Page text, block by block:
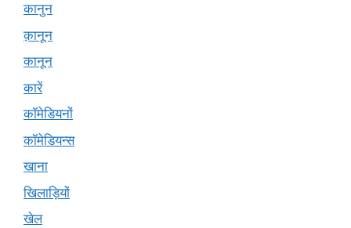
कानुन
क़ानून
कानून
कारें
कॉमेडियनों
कॉमेडियन्स
खाना
खिलाड़ियों
खेल